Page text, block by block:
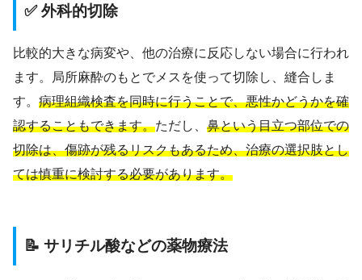
✅ 外科的切除
比較的大きな病変や、他の治療に反応しない場合に行われ
ます。局所麻酔のもとでメスを使って切除し、縫合しま
す。 病理組織検査を同時に行うことで、悪性かどうかを確
認することもできます。ただし、 鼻という目立つ部位での
切除は、傷跡が残るリスクもあるため、治療の選択肢とし
ては慎重に検討する必要があります。
📝 サリチル酸などの薬物療法